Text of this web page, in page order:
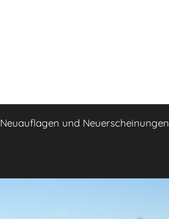
Neuauflagen und Neuerscheinungen